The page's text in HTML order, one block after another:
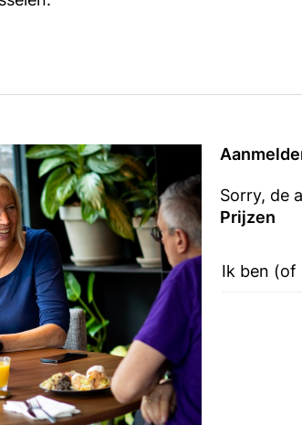
Sorry, de
Prijzen
Ik ben (of